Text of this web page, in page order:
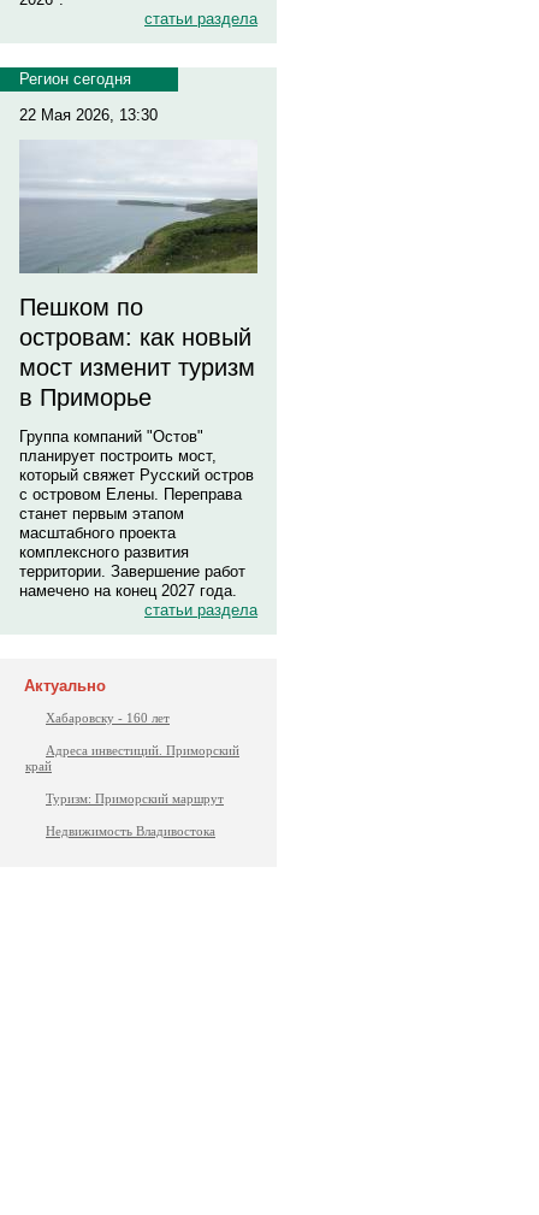
статьи раздела
Регион сегодня
22 Мая 2026, 13:30
Пешком по
островам: как новый
мост изменит туризм
в Приморье
Группа компаний "Остов"
планирует построить мост,
который свяжет Русский остров
с островом Елены. Переправа
станет первым этапом
масштабного проекта
комплексного развития
территории. Завершение работ
намечено на конец 2027 года.
статьи раздела
Актуально
Хабаровску - 160 лет
Адреса инвестиций. Приморский
край
Туризм: Приморский маршрут
Недвижимость Владивостока